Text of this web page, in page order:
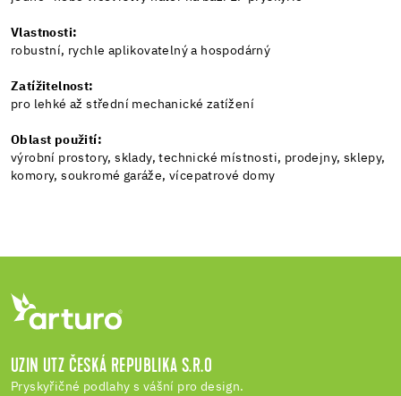
Vlastnosti:
robustní, rychle aplikovatelný a hospodárný
Zatížitelnost:
pro lehké až střední mechanické zatížení
Oblast použití:
výrobní prostory, sklady, technické místnosti, prodejny, sklepy,
komory, soukromé garáže, vícepatrové domy
UZIN UTZ ČESKÁ REPUBLIKA S.R.O
Pryskyřičné podlahy s vášní pro design.